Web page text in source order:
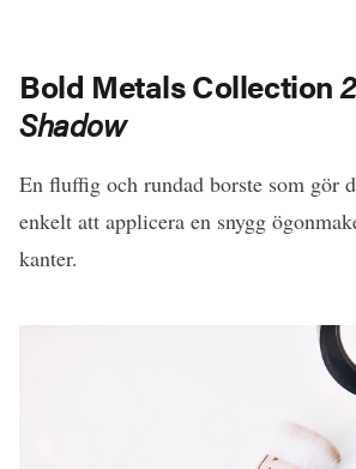
Bold Metals Collection
Shadow
En fluffig och rundad borste som gör
enkelt att applicera en snygg
kanter.